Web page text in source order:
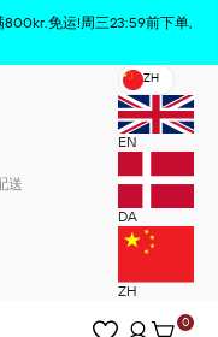
免运!周三23:59前下单,
送
ZH
EN
DA
ZH
0
x